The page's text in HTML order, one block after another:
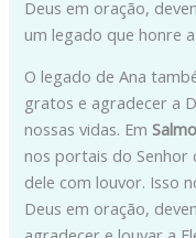
Deus em oração,
um legado que honre a
O legado de Ana
gratos e agradecer a
nossas vidas. Em
nos portais do Senhor
dele com louvor. Isso
Deus em oração,